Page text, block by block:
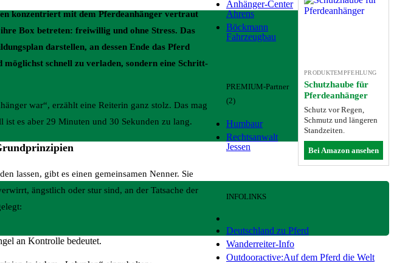
konzentriert mit dem Pferdeanhänger vertraut
Box betreten: freiwillig und ohne Stress. Das
darstellen, an dessen Ende das Pferd
schnell zu verladen, sondern eine Schritt-
war“, erzählt eine Reiterin ganz stolz. Das mag
es aber 29 Minuten und 30 Sekunden zu lang.
lassen, gibt es einen gemeinsamen Nenner. Sie
ängstlich oder stur sind, an der Tatsache der
an Kontrolle bedeutet.
PRODUKTEMPFEHLUNG
Schutzhaube für
Pferdeanhänger
Schutz vor Regen,
Schmutz und längeren
Standzeiten.
Bei Amazon ansehen
Anhänger-Center
Ahrens
Böckmann
Fahrzeugbau
PREMIUM-Partner
(2)
Humbaur
Rechtsanwalt
Jessen
INFOLINKS
Deutschland zu Pferd
Wanderreiter-Info
Outdooractive:Auf dem Pferd die Welt